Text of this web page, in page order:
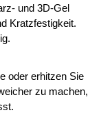
und 3D-Gel
Kratzfestigkeit.
oder erhitzen Sie
zu machen,